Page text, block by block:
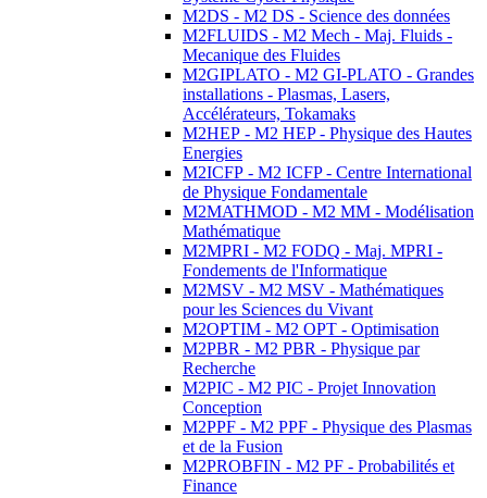
M2DS - M2 DS - Science des données
M2FLUIDS - M2 Mech - Maj. Fluids -
Mecanique des Fluides
M2GIPLATO - M2 GI-PLATO - Grandes
installations - Plasmas, Lasers,
Accélérateurs, Tokamaks
M2HEP - M2 HEP - Physique des Hautes
Energies
M2ICFP - M2 ICFP - Centre International
de Physique Fondamentale
M2MATHMOD - M2 MM - Modélisation
Mathématique
M2MPRI - M2 FODQ - Maj. MPRI -
Fondements de l'Informatique
M2MSV - M2 MSV - Mathématiques
pour les Sciences du Vivant
M2OPTIM - M2 OPT - Optimisation
M2PBR - M2 PBR - Physique par
Recherche
M2PIC - M2 PIC - Projet Innovation
Conception
M2PPF - M2 PPF - Physique des Plasmas
et de la Fusion
M2PROBFIN - M2 PF - Probabilités et
Finance